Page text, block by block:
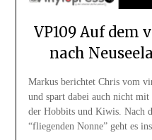
VP109 Auf dem
nach
Markus berichtet Chris vom
und spart dabei auch nicht
der Hobbits und Kiwis. Nach
“fliegenden Nonne” geht es